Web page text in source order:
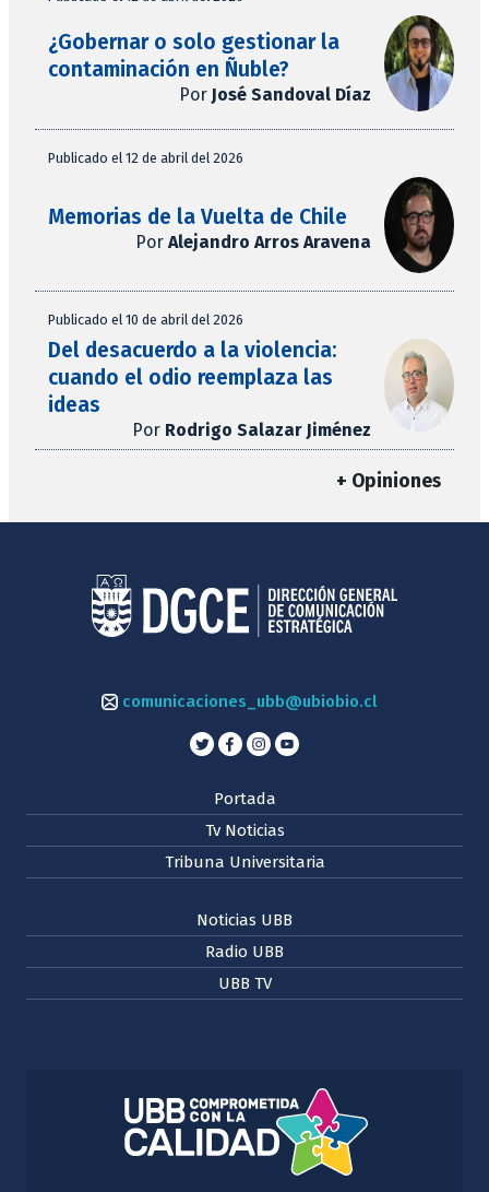
¿Gobernar o solo gestionar la
contaminación en Ñuble?
Por José Sandoval Díaz
Publicado el 12 de abril del 2026
Memorias de la Vuelta de Chile
Por Alejandro Arros Aravena
Publicado el 10 de abril del 2026
Del desacuerdo a la violencia:
cuando el odio reemplaza las
ideas
Por Rodrigo Salazar Jiménez
+ Opiniones
comunicaciones_ubb@ubiobio.cl
Portada
Tv Noticias
Tribuna Universitaria
Noticias UBB
Radio UBB
UBB TV